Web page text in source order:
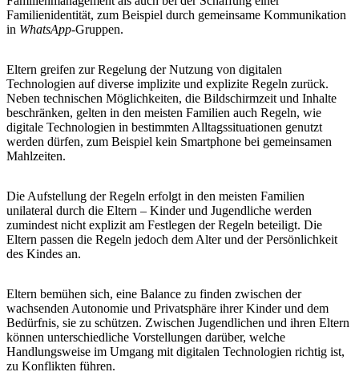
Familienidentität, zum Beispiel durch gemeinsame Kommunikation
in WhatsApp-Gruppen.
Eltern greifen zur Regelung der Nutzung von digitalen
Technologien auf diverse implizite und explizite Regeln zurück.
Neben technischen Möglichkeiten, die Bildschirmzeit und Inhalte
beschränken, gelten in den meisten Familien auch Regeln, wie
digitale Technologien in bestimmten Alltagssituationen genutzt
werden dürfen, zum Beispiel kein Smartphone bei gemeinsamen
Mahlzeiten.
Die Aufstellung der Regeln erfolgt in den meisten Familien
unilateral durch die Eltern – Kinder und Jugendliche werden
zumindest nicht explizit am Festlegen der Regeln beteiligt. Die
Eltern passen die Regeln jedoch dem Alter und der Persönlichkeit
des Kindes an.
Eltern bemühen sich, eine Balance zu finden zwischen der
wachsenden Autonomie und Privatsphäre ihrer Kinder und dem
Bedürfnis, sie zu schützen. Zwischen Jugendlichen und ihren Eltern
können unterschiedliche Vorstellungen darüber, welche
Handlungsweise im Umgang mit digitalen Technologien richtig ist,
zu Konflikten führen.